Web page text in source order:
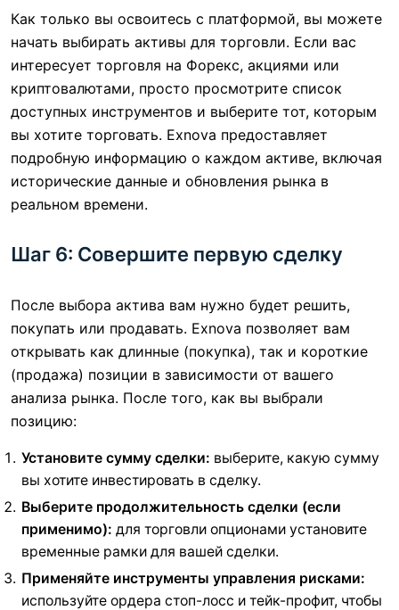
Как только вы освоитесь с платформой, вы можете
начать выбирать активы для торговли. Если вас
интересует торговля на Форекс, акциями или
криптовалютами, просто просмотрите список
доступных инструментов и выберите тот, которым
вы хотите торговать. Exnova предоставляет
подробную информацию о каждом активе, включая
исторические данные и обновления рынка в
реальном времени.
Шаг 6: Совершите первую сделку
После выбора актива вам нужно будет решить,
покупать или продавать. Exnova позволяет вам
открывать как длинные (покупка), так и короткие
(продажа) позиции в зависимости от вашего
анализа рынка. После того, как вы выбрали
позицию:
Установите сумму сделки: выберите, какую сумму
вы хотите инвестировать в сделку.
Выберите продолжительность сделки (если
применимо): для торговли опционами установите
временные рамки для вашей сделки.
Применяйте инструменты управления рисками:
используйте ордера стоп-лосс и тейк-профит, чтобы